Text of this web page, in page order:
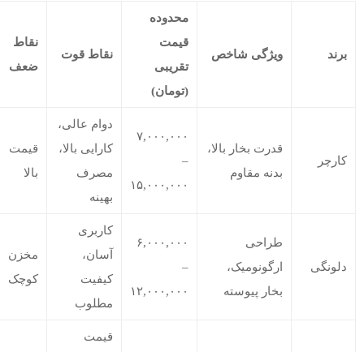
برند ویژگی شاخص
محدوده
قیمت
تقریبی
(تومان)
نقاط قوت
نقاط
ضعف
کارچر
قدرت بخار بالا،
بدنه مقاوم
۷,۰۰۰,۰۰۰
–
۱۵,۰۰۰,۰۰۰
دوام عالی،
کارایی بالا،
مصرف
بهینه
قیمت
بالا
دلونگی
طراحی
ارگونومیک،
بخار پیوسته
۶,۰۰۰,۰۰۰
–
۱۲,۰۰۰,۰۰۰
کاربری
آسان،
کیفیت
مطلوب
مخزن
کوچک
قیمت